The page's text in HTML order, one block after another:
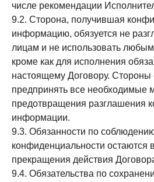
числе рекомендации
9.2. Сторона, получившая
информацию, обязуется не
лицам и не использовать
кроме как для исполнения
настоящему Договору. Стороны
предпринять все необходимые
предотвращения разглашения
информации.
9.3. Обязанности по
конфиденциальности остаются
прекращения действия
9.4. Обязательства по